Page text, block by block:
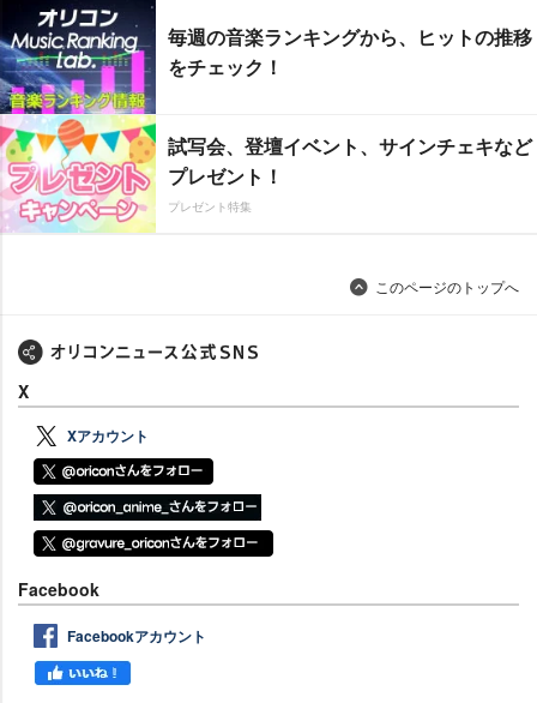
毎週の音楽ランキングから、ヒットの推移
をチェック！
試写会、登壇イベント、サインチェキなど
プレゼント！
プレゼント特集
このページのトップへ
X
Xアカウント
Facebook
Facebookアカウント